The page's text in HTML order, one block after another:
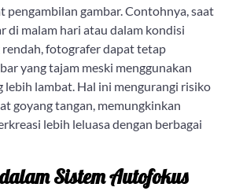
pengambilan gambar. Contohnya, saat
di malam hari atau dalam kondisi
rendah, fotografer dapat tetap
yang tajam meski menggunakan
lebih lambat. Hal ini mengurangi risiko
goyang tangan, memungkinkan
lebih leluasa dengan berbagai
Sistem Autofokus